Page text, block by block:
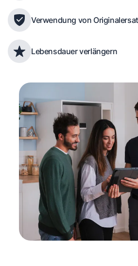
Verwendung von
Lebensdauer verlängern